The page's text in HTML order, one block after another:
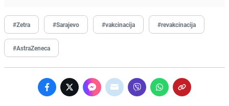
#Zetra #Sarajevo #vakcinacija #revakcinacija
#AstraZeneca